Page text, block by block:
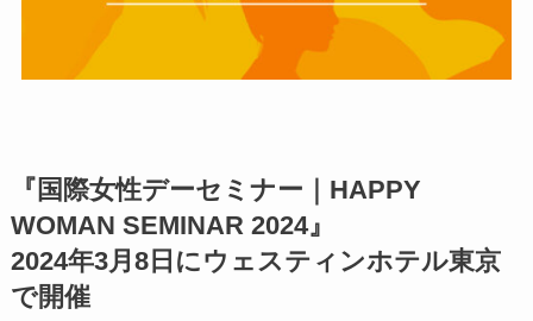
『国際女性デーセミナー｜HAPPY
WOMAN SEMINAR 2024』
2024年3月8日にウェスティンホテル東京
で開催